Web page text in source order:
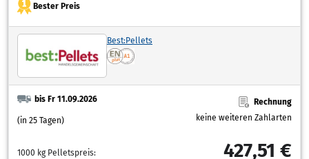
Bester Preis
Best:Pellets
bis Fr 11.09.2026
(in 25 Tagen)
Rechnung
keine weiteren Zahlarten
1000 kg Pelletspreis: 427,51 €